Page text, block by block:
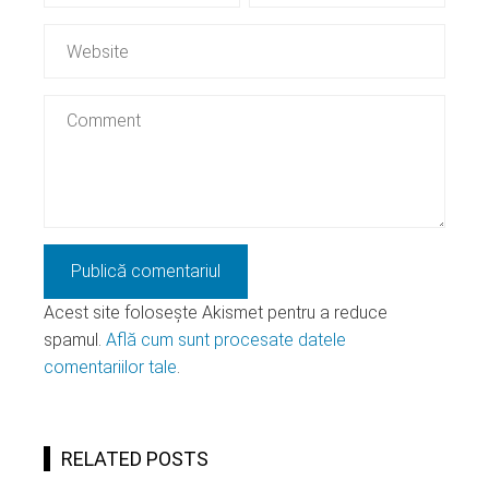
Acest site folosește Akismet pentru a reduce
spamul. Află cum sunt procesate datele
comentariilor tale.
RELATED POSTS